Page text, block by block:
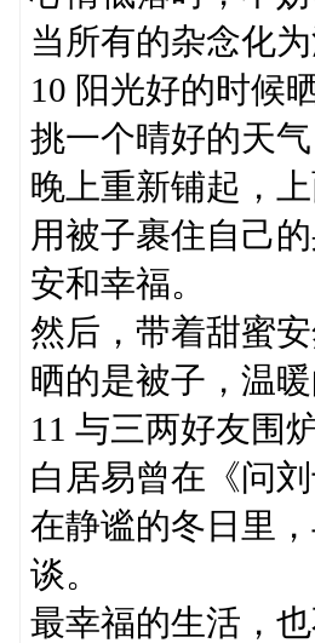
当所有的杂念化
10 阳光好的时候
挑一个晴好的天
晚上重新铺起，
用被子裹住自己
安和幸福。
然后，带着甜蜜
晒的是被子，温暖
11 与三两好友围
白居易曾在《问
在静谧的冬日里
谈。
最幸福的生活，也